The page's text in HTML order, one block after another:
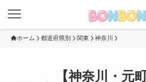
ホーム 都道府県別 関東 神奈川
【神奈川・元